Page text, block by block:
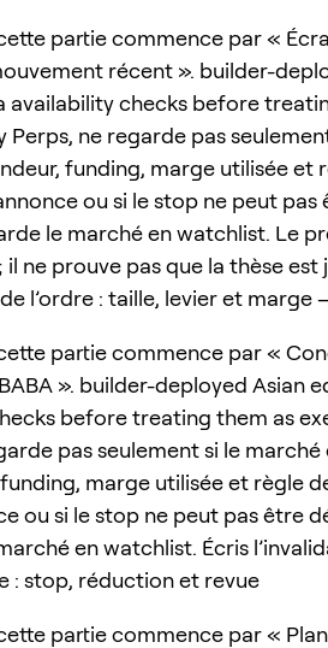
partie commence par «
récent ». builder-
availability checks before
Perps, ne regarde pas
funding, marge utilisée et
ou si le stop ne peut
le marché en watchlist. Le
il ne prouve pas que la thèse est
l’ordre : taille, levier et marge
partie commence par «
». builder-deployed Asian
before treating them as
pas seulement si le
marge utilisée et règle
ou si le stop ne peut pas être
en watchlist. Écris
: stop, réduction et revue
partie commence par «